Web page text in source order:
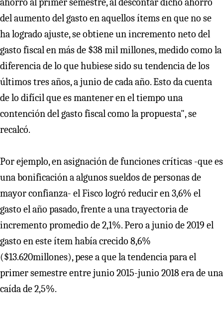
ahorro al primer semestre, al descontar dicho ahorro
del aumento del gasto en aquellos ítems en que no se
ha logrado ajuste, se obtiene un incremento neto del
gasto fiscal en más de $38 mil millones, medido como la
diferencia de lo que hubiese sido su tendencia de los
últimos tres años, a junio de cada año. Esto da cuenta
de lo difícil que es mantener en el tiempo una
contención del gasto fiscal como la propuesta", se
recalcó.
Por ejemplo, en asignación de funciones críticas -que es
una bonificación a algunos sueldos de personas de
mayor confianza- el Fisco logró reducir en 3,6% el
gasto el año pasado, frente a una trayectoria de
incremento promedio de 2,1%. Pero a junio de 2019 el
gasto en este ítem había crecido 8,6%
($13.620millones), pese a que la tendencia para el
primer semestre entre junio 2015-junio 2018 era de una
caída de 2,5%.